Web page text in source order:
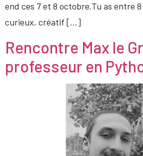
end ces 7 et 8 octobre.Tu as entre 8
curieux, créatif […]
Rencontre Max le
professeur en